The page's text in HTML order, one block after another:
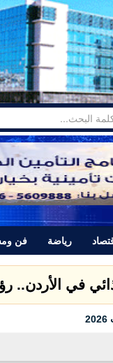
رياضة فن
من المجرم